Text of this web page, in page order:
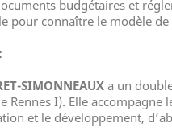
budgétaires et
pour connaître le modèle de
SIMONNEAUX a un
Rennes I). Elle
et le développement,